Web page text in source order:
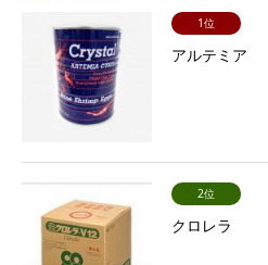
1位
アルテミア
2位
クロレラ